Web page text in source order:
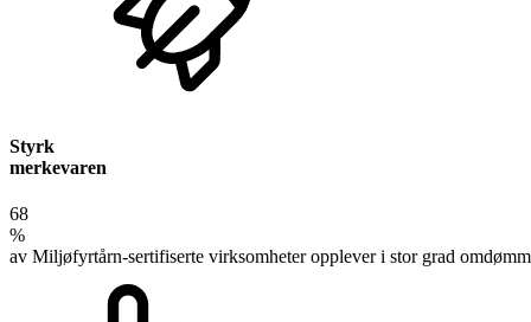
Styrk
merkevaren
68
%
av Miljøfyrtårn-sertifiserte virksomheter opplever i stor grad